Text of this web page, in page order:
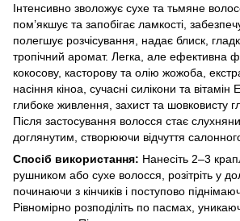
Інтенсивно зволожує сухе та тьмяне
пом’якшує та запобігає ламкості,
полегшує розчісування, надає блиск,
тропічний аромат. Легка, але ефективна
кокосову, касторову та олію жожоба,
насіння кіноа, сучасні силікони та
глибоке живлення, захист та шовковисту
Після застосування волосся стає
доглянутим, створюючи відчуття
Спосіб використання: Нанесіть 2–3
рушником або сухе волосся, розітріть у
починаючи з кінчиків і поступово
Рівномірно розподіліть по пасмах,